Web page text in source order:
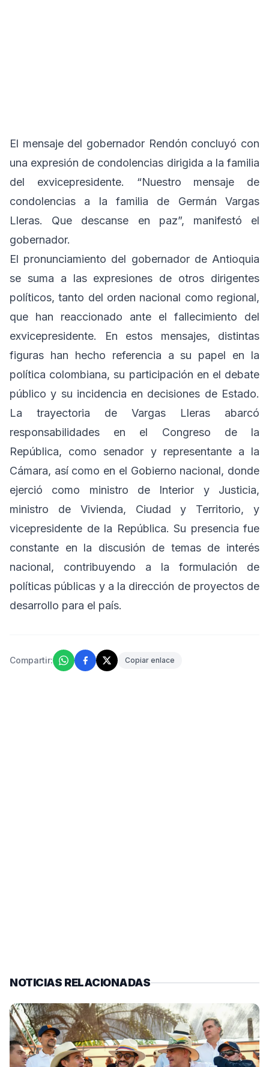
El mensaje del gobernador Rendón concluyó con
una expresión de condolencias dirigida a la familia
del exvicepresidente. “Nuestro mensaje de
condolencias a la familia de Germán Vargas
Lleras. Que descanse en paz”, manifestó el
gobernador.
El pronunciamiento del gobernador de Antioquia
se suma a las expresiones de otros dirigentes
políticos, tanto del orden nacional como regional,
que han reaccionado ante el fallecimiento del
exvicepresidente. En estos mensajes, distintas
figuras han hecho referencia a su papel en la
política colombiana, su participación en el debate
público y su incidencia en decisiones de Estado.
La trayectoria de Vargas Lleras abarcó
responsabilidades en el Congreso de la
República, como senador y representante a la
Cámara, así como en el Gobierno nacional, donde
ejerció como ministro de Interior y Justicia,
ministro de Vivienda, Ciudad y Territorio, y
vicepresidente de la República. Su presencia fue
constante en la discusión de temas de interés
nacional, contribuyendo a la formulación de
políticas públicas y a la dirección de proyectos de
desarrollo para el país.
Compartir: Copiar enlace
NOTICIAS RELACIONADAS